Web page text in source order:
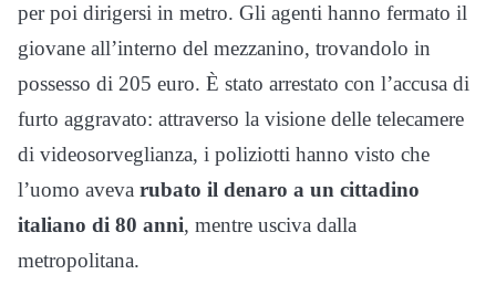
per poi dirigersi in metro. Gli agenti hanno fermato il
giovane all’interno del mezzanino, trovandolo in
possesso di 205 euro. È stato arrestato con l’accusa di
furto aggravato: attraverso la visione delle telecamere
di videosorveglianza, i poliziotti hanno visto che
l’uomo aveva rubato il denaro a un cittadino
italiano di 80 anni, mentre usciva dalla
metropolitana.